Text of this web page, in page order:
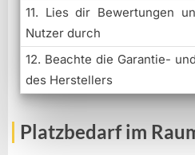
11. Lies dir Bewertungen
Nutzer durch
12. Beachte die Garantie-
des Herstellers
Platzbedarf im